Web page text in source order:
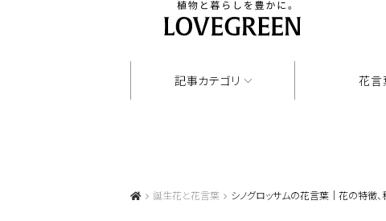
記事カテゴリ 花言
誕生花と花言葉 シノグロッサムの花言葉｜花の特徴